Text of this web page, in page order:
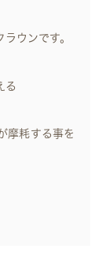
ウンです。
る
摩耗する事を